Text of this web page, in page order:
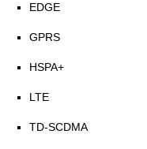
EDGE
GPRS
HSPA+
LTE
TD-SCDMA